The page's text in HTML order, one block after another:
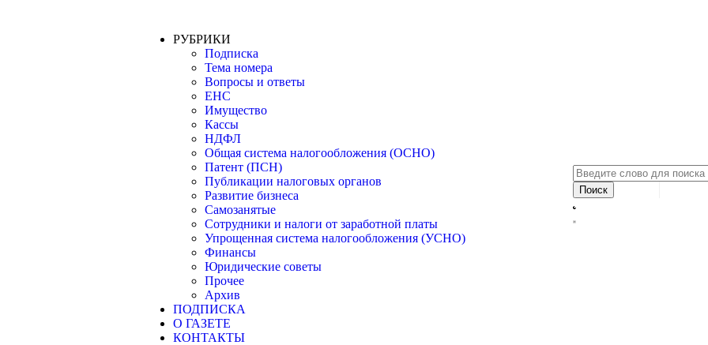
РУБРИКИ
Подписка
Тема номера
Вопросы и ответы
ЕНС
Имущество
Кассы
НДФЛ
Общая система налогообложения (ОСНО)
Патент (ПСН)
Публикации налоговых органов
Развитие бизнеса
Самозанятые
Сотрудники и налоги от заработной платы
Упрощенная система налогообложения (УСНО)
Финансы
Юридические советы
Прочее
Архив
ПОДПИСКА
О ГАЗЕТЕ
КОНТАКТЫ